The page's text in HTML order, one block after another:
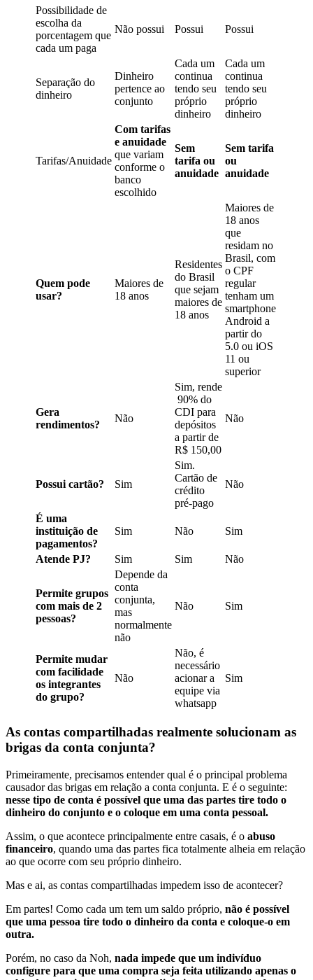
Possibilidade de
escolha da
porcentagem que
cada um paga
Não possui Possui Possui
Separação do
dinheiro
Dinheiro
pertence ao
conjunto
Cada um
continua
tendo seu
próprio
dinheiro
Cada um
continua
tendo seu
próprio
dinheiro
Tarifas/Anuidade
Com tarifas
e anuidade
que variam
conforme o
banco
escolhido
Sem
tarifa ou
anuidade
Sem tarifa
ou
anuidade
Quem pode
usar?
Maiores de
18 anos
Residentes
do Brasil
que sejam
maiores de
18 anos
Maiores de
18 anos
que
residam no
Brasil, com
o CPF
regular
tenham um
smartphone
Android a
partir do
5.0 ou iOS
11 ou
superior
Gera
rendimentos?
Não
Sim, rende
90% do
CDI para
depósitos
a partir de
R$ 150,00
Não
Possui cartão? Sim
Sim.
Cartão de
crédito
pré-pago
Não
É uma
instituição de
pagamentos?
Sim Não Sim
Atende PJ? Sim Sim Não
Permite grupos
com mais de 2
pessoas?
Depende da
conta
conjunta,
mas
normalmente
não
Não Sim
Permite mudar
com facilidade
os integrantes
do grupo?
Não
Não, é
necessário
acionar a
equipe via
whatsapp
Sim
As contas compartilhadas realmente solucionam as
brigas da conta conjunta?
Primeiramente, precisamos entender qual é o principal problema
causador das brigas em relação a conta conjunta. E é o seguinte:
nesse tipo de conta é possível que uma das partes tire todo o
dinheiro do conjunto e o coloque em uma conta pessoal.
Assim, o que acontece principalmente entre casais, é o abuso
financeiro, quando uma das partes fica totalmente alheia em relação
ao que ocorre com seu próprio dinheiro.
Mas e ai, as contas compartilhadas impedem isso de acontecer?
Em partes! Como cada um tem um saldo próprio, não é possível
que uma pessoa tire todo o dinheiro da conta e coloque-o em
outra.
Porém, no caso da Noh, nada impede que um indivíduo
configure para que uma compra seja feita utilizando apenas o